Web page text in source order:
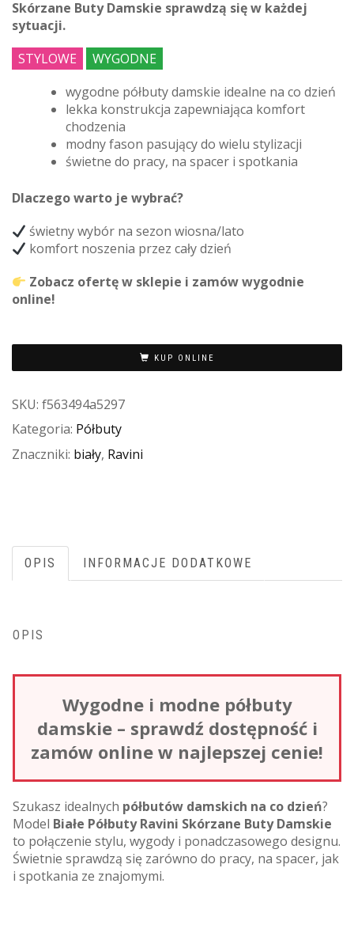
Skórzane Buty Damskie sprawdzą się w każdej
sytuacji.
STYLOWE
WYGODNE
wygodne półbuty damskie idealne na co dzień
lekka konstrukcja zapewniająca komfort
chodzenia
modny fason pasujący do wielu stylizacji
świetne do pracy, na spacer i spotkania
Dlaczego warto je wybrać?
świetny wybór na sezon wiosna/lato
komfort noszenia przez cały dzień
Zobacz ofertę w sklepie i zamów wygodnie
online!
KUP ONLINE
SKU: f563494a5297
Kategoria: Półbuty
Znaczniki: biały, Ravini
OPIS INFORMACJE DODATKOWE
OPIS
Wygodne i modne półbuty
damskie – sprawdź dostępność i
zamów online w najlepszej cenie!
Szukasz idealnych półbutów damskich na co dzień?
Model Białe Półbuty Ravini Skórzane Buty Damskie
to połączenie stylu, wygody i ponadczasowego designu.
Świetnie sprawdzą się zarówno do pracy, na spacer, jak
i spotkania ze znajomymi.